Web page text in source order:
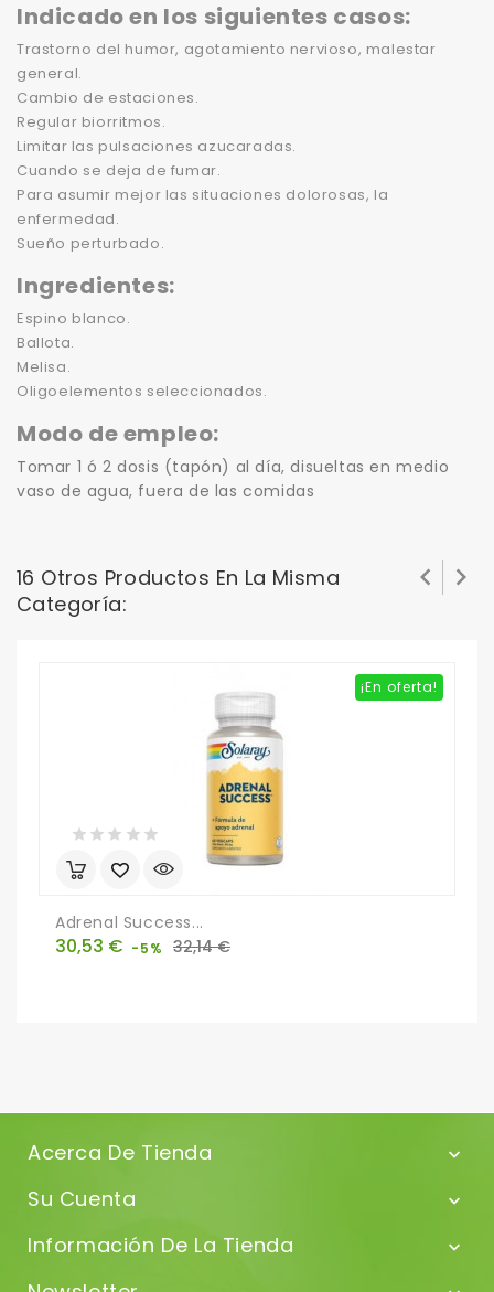
Indicado en los siguientes casos:
Trastorno del humor, agotamiento nervioso, malestar
general.
Cambio de estaciones.
Regular biorritmos.
Limitar las pulsaciones azucaradas.
Cuando se deja de fumar.
Para asumir mejor las situaciones dolorosas, la
enfermedad.
Sueño perturbado.
Ingredientes:
Espino blanco.
Ballota.
Melisa.
Oligoelementos seleccionados.
Modo de empleo:
Tomar 1 ó 2 dosis (tapón) al día, disueltas en medio
vaso de agua, fuera de las comidas
16 Otros Productos En La Misma
Categoría:
¡En oferta!
Adrenal Success...
Precio
30,53 € -5%
Precio
32,14 €
 
Acerca De Tienda 
Su Cuenta 
Información De La Tienda 